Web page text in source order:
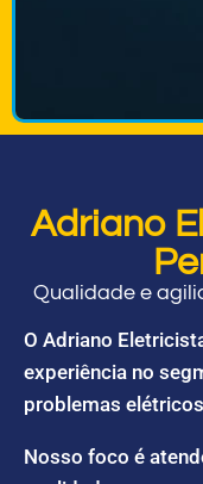
Adriano
Qualidade e
O Adriano
experiência no
problemas
Nosso foco é